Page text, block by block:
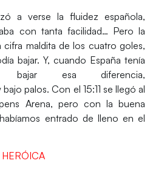
a verse la fluidez española,
con tanta facilidad… Pero la
cifra maldita de los cuatro goles,
bajar. Y, cuando España tenía
bajar esa diferencia,
bajo palos. Con el 15:11 se llegó al
Arena, pero con la buena
entrado de lleno en el